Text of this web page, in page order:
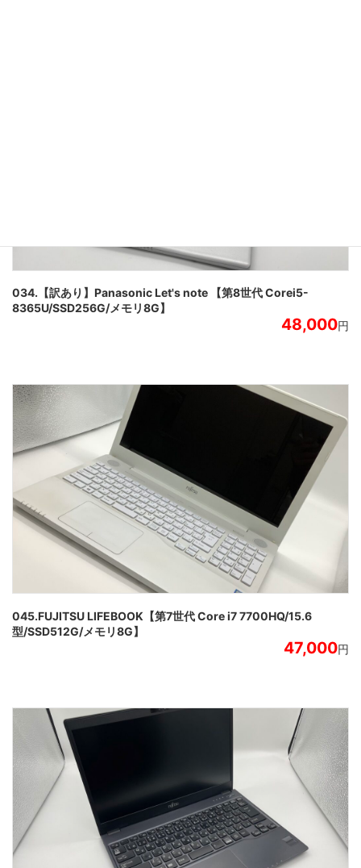
034.【訳あり】Panasonic Let's note 【第8世代 Corei5-
8365U/SSD256G/メモリ8G】
48,000円
045.FUJITSU LIFEBOOK【第7世代 Core i7 7700HQ/15.6
型/SSD512G/メモリ8G】
47,000円